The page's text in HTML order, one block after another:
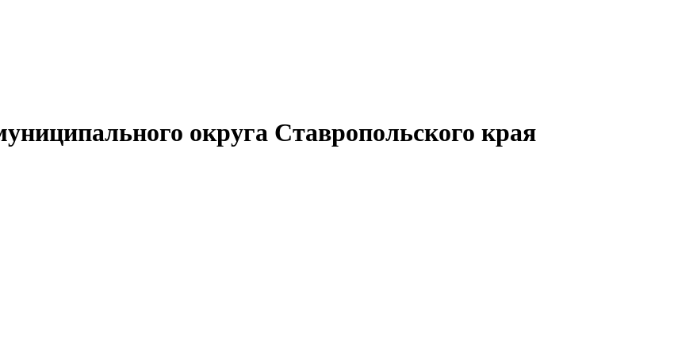
округа Ставропольского края